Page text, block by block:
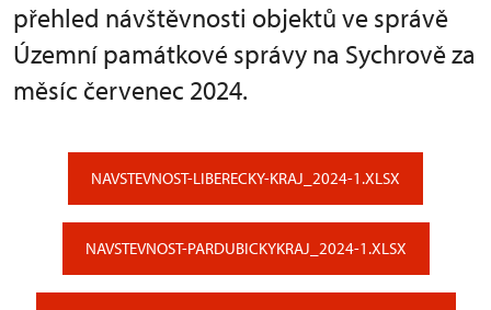
přehled návštěvnosti objektů ve správě
Územní památkové správy na Sychrově za
měsíc červenec 2024.
NAVSTEVNOST-LIBERECKY-KRAJ_2024-1.XLSX
NAVSTEVNOST-PARDUBICKYKRAJ_2024-1.XLSX